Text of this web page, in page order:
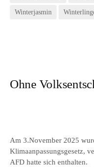
Winterjasmin
Ohne
Am 3.November 2025
Klimaanpassungsgesetz,
AFD hatte sich enthalten.